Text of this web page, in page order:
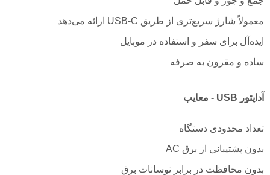
معمولاً شارژ سریع‌تری از طریق USB-C ارائه می‌دهد
ایده‌آل برای سفر و استفاده در موبایل
ساده و مقرون به صرفه
آداپتور USB - معایب
تعداد محدودی دستگاه
بدون پشتیبانی از برق AC
بدون محافظت در برابر نوسانات برق